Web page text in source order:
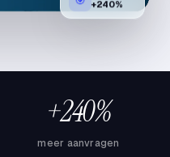
+240%
+240%
meer aanvragen